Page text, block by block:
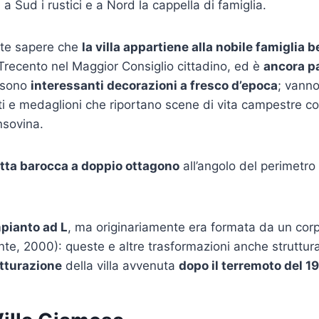
Sud i rustici e a Nord la cappella di famiglia.
sapere che la villa appartiene alla nobile famiglia
nel Maggior Consiglio cittadino, ed è ancora
interessanti decorazioni a fresco d’epoca;
e medaglioni che riportano scene di vita campestre
barocca a doppio ottagono all’angolo del
ad L, ma originariamente era formata da un
2000): queste e altre trasformazioni anche
della villa avvenuta dopo il terremoto del